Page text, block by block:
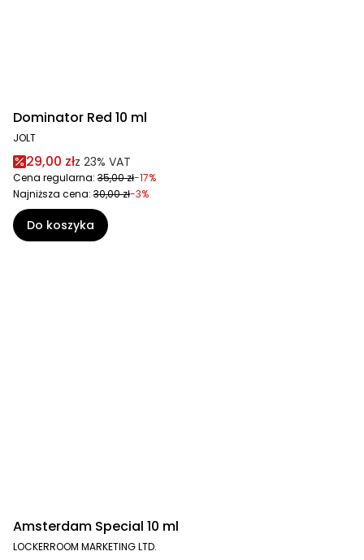
Dominator Red 10 ml
JOLT
29,00 złz 23% VAT
Cena regularna: 35,00 zł-17%
Najniższa cena: 30,00 zł-3%
Do koszyka
Amsterdam Special 10 ml
LOCKERROOM MARKETING LTD.